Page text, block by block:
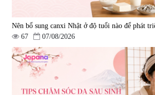
Nên bổ sung canxi Nhật ở độ tuổi nào để phát
67
07/08/2026